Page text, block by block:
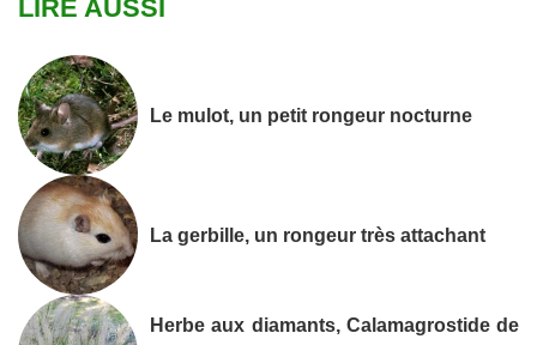
LIRE AUSSI
Le mulot, un petit rongeur nocturne
La gerbille, un rongeur très attachant
Herbe aux diamants, Calamagrostide de